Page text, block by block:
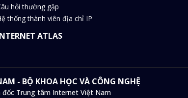
hỏi thường gặp
thống thành viên địa chỉ IP
ATLAS
- BỘ KHOA HỌC VÀ CÔNG NGHỆ
đốc Trung tâm Internet Việt Nam